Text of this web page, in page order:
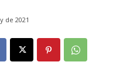
de 2021